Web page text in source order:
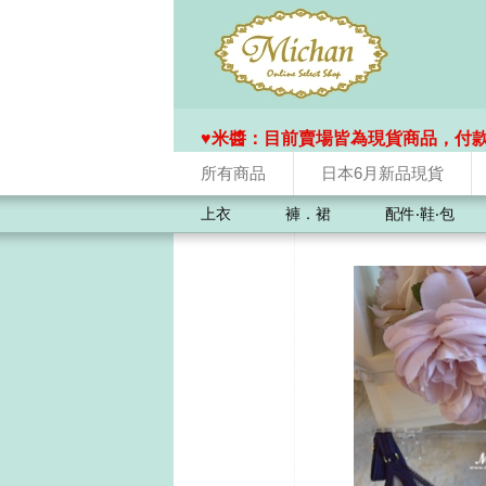
所有商品 日本6月新品現貨
♥️米醬：目前賣場皆為現貨商品，付
上衣 褲．裙 配件‧鞋‧包